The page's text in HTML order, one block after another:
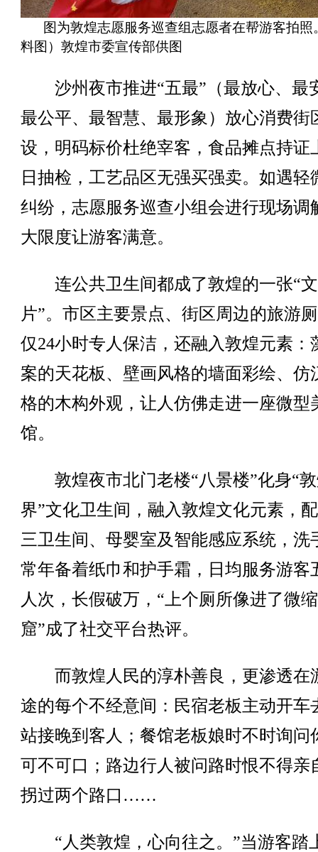
图为敦煌志愿服务巡查组志愿者在帮游客拍照
料图）敦煌市委宣传部供图
沙州夜市推进“五最”（最放心、最
最公平、最智慧、最形象）放心消费街
设，明码标价杜绝宰客，食品摊点持证
日抽检，工艺品区无强买强卖。如遇轻
纠纷，志愿服务巡查小组会进行现场调
大限度让游客满意。
连公共卫生间都成了敦煌的一张“
片”。市区主要景点、街区周边的旅游
仅24小时专人保洁，还融入敦煌元素：
案的天花板、壁画风格的墙面彩绘、仿
格的木构外观，让人仿佛走进一座微型
馆。
敦煌夜市北门老楼“八景楼”化身“
界”文化卫生间，融入敦煌文化元素，
三卫生间、母婴室及智能感应系统，洗
常年备着纸巾和护手霜，日均服务游客
人次，长假破万，“上个厕所像进了微
窟”成了社交平台热评。
而敦煌人民的淳朴善良，更渗透在
途的每个不经意间：民宿老板主动开车
站接晚到客人；餐馆老板娘时不时询问
可不可口；路边行人被问路时恨不得亲
拐过两个路口……
“人类敦煌，心向往之。”当游客踏